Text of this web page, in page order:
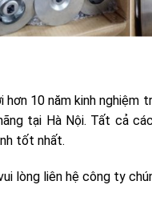
hơn 10 năm kinh nghiệm
tại Hà Nội. Tất cả
tốt nhất.
lòng liên hệ công ty